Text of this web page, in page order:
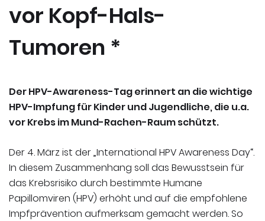
vor Kopf-Hals-
Tumoren *
Der HPV-Awareness-Tag erinnert an die wichtige
HPV-Impfung für Kinder und Jugendliche, die u.a.
vor Krebs im Mund-Rachen-Raum schützt.
Der 4. März ist der „International HPV Awareness Day“.
In diesem Zusammenhang soll das Bewusstsein für
das Krebsrisiko durch bestimmte Humane
Papillomviren (HPV) erhöht und auf die empfohlene
Impfprävention aufmerksam gemacht werden. So